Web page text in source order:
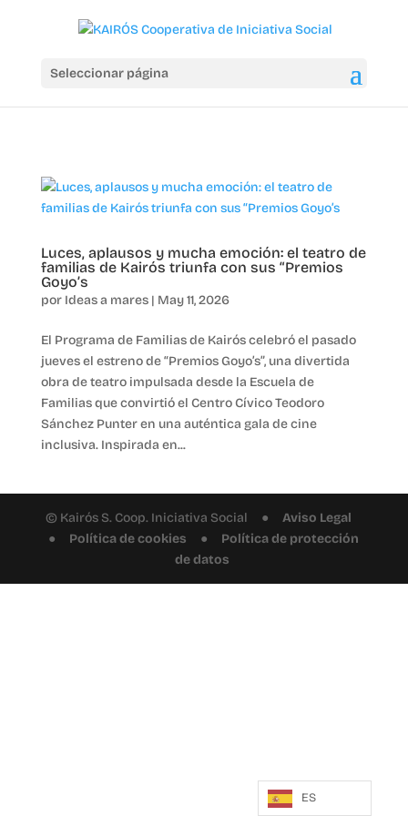
Seleccionar página
Luces, aplausos y mucha emoción: el teatro de
familias de Kairós triunfa con sus “Premios
Goyo’s
por Ideas a mares| May 11, 2026
El Programa de Familias de Kairós celebró el pasado
jueves el estreno de “Premios Goyo’s”, una divertida
obra de teatro impulsada desde la Escuela de
Familias que convirtió el Centro Cívico Teodoro
Sánchez Punter en una auténtica gala de cine
inclusiva. Inspirada en...
© Kairós S. Coop. Iniciativa Social ● Aviso Legal
● Política de cookies ● Política de protección
de datos
ES